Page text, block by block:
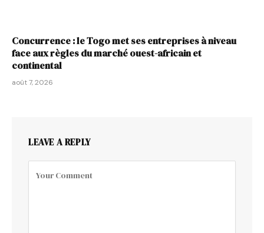
Concurrence : le Togo met ses entreprises à niveau
face aux règles du marché ouest-africain et
continental
août 7, 2026
LEAVE A REPLY